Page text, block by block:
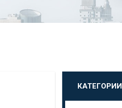
КАТЕГОРИИ